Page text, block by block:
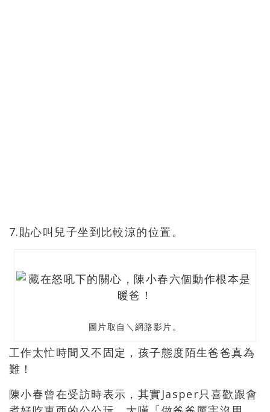
7.貼心叫兒子坐到比較涼的位置。
圖片取自＼網路影片。
工作太忙時間又不固定，孩子態度陌生爸爸真為
難！
陳小春曾在受訪時表示，其實Jasper只喜歡跟會